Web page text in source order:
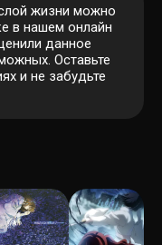
жизни можно
в нашем онлайн
данное
Оставьте
и не забудьте